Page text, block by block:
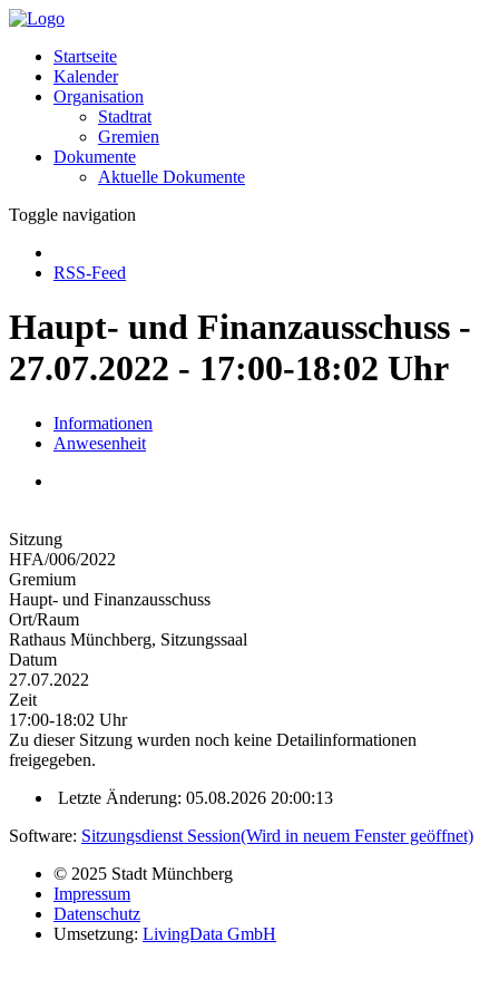
Startseite
Kalender
Organisation
Stadtrat
Gremien
Dokumente
Aktuelle Dokumente
Toggle navigation
RSS-Feed
Haupt- und Finanzausschuss -
27.07.2022 - 17:00-18:02 Uhr
Informationen
Anwesenheit
Sitzung
HFA/006/2022
Gremium
Haupt- und Finanzausschuss
Ort/Raum
Rathaus Münchberg, Sitzungssaal
Datum
27.07.2022
Zeit
17:00-18:02 Uhr
Zu dieser Sitzung wurden noch keine Detailinformationen
freigegeben.
Letzte Änderung: 05.08.2026 20:00:13
Software: Sitzungsdienst Session(Wird in neuem Fenster geöffnet)
© 2025 Stadt Münchberg
Impressum
Datenschutz
Umsetzung: LivingData GmbH